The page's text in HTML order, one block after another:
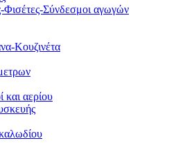
Φισέτες-Σύνδεσμοι αγωγών
Κουζινέτα
και αερίου